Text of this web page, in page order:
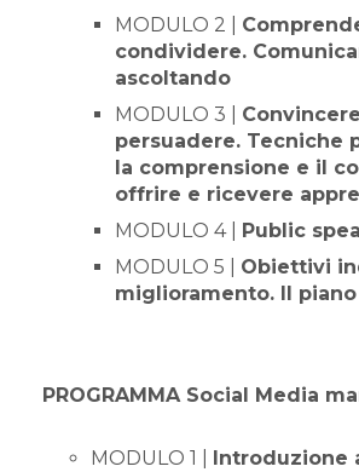
MODULO 2 |
condividere.
ascoltando
MODULO 3 |
persuadere. Tecniche
la comprensione e il
offrire e ricevere
MODULO 4 |
Public
MODULO 5 | Obiettivi
miglioramento. Il piano
PROGRAMMA Social Media
MODULO 1 |
Introduzione